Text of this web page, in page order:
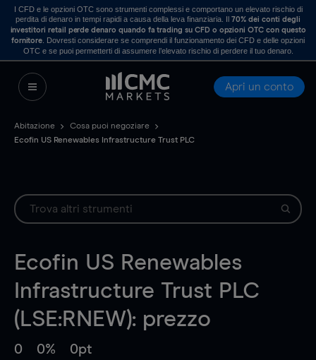
I CFD e le opzioni OTC sono strumenti complessi e comportano un elevato rischio di
perdita di denaro in tempi rapidi a causa della leva finanziaria. Il70% dei conti degli
investitori retail perde denaro quando fa trading su CFD o opzioni OTC con questo
fornitore . Dovresti considerare se comprendi il funzionamento dei CFD e delle opzioni
OTC e se puoi permetterti di assumere l’elevato rischio di perdere il tuo denaro.
Apri un conto
Abitazione
Cosa puoi negoziare
Ecofin US Renewables Infrastructure Trust PLC
Ecofin US Renewables
Infrastructure Trust PLC
(LSE:RNEW): prezzo
0 0% 0pt